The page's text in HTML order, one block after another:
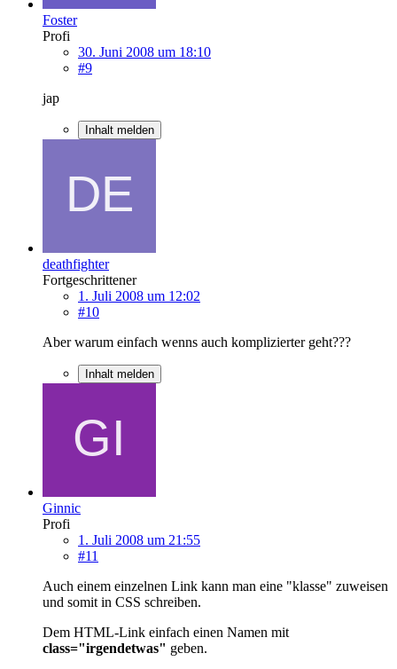
Foster
Profi
30. Juni 2008 um 18:10
#9
jap
Inhalt melden
deathfighter
Fortgeschrittener
1. Juli 2008 um 12:02
#10
Aber warum einfach wenns auch komplizierter geht???
Inhalt melden
Ginnic
Profi
1. Juli 2008 um 21:55
#11
Auch einem einzelnen Link kann man eine "klasse" zuweisen
und somit in CSS schreiben.
Dem HTML-Link einfach einen Namen mit
class="irgendetwas" geben.